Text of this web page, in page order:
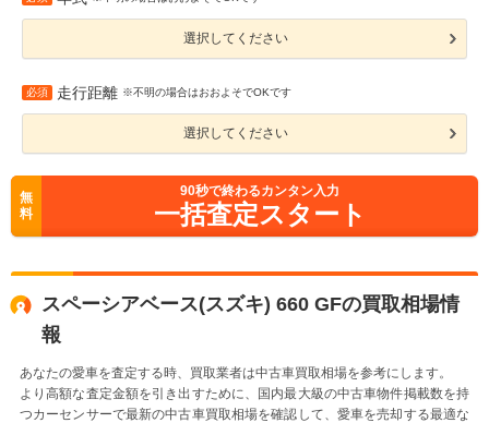
選択してください
必須 走行距離 ※不明の場合はおおよそでOKです
選択してください
無
料
90秒で終わるカンタン入力
一括査定スタート
スペーシアベース(スズキ) 660 GFの買取相場情
報
あなたの愛車を査定する時、買取業者は中古車買取相場を参考にします。
より高額な査定金額を引き出すために、国内最大級の中古車物件掲載数を持
つカーセンサーで最新の中古車買取相場を確認して、愛車を売却する最適な